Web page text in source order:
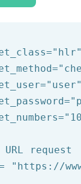
"hlr"
"user"
request
"https://